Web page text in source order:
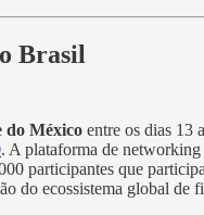
Brasil
do México entre os dias 13
. A plataforma de networking
participantes que
do ecossistema global de